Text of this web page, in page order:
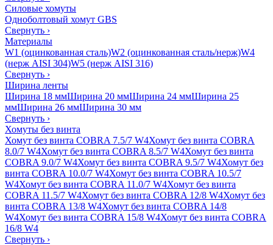
Силовые хомуты
Одноболтовый хомут GBS
Свернуть ›
Материалы
W1 (оцинкованная сталь)W2 (оцинкованная сталь/нерж)W4
(нерж AISI 304)W5 (нерж AISI 316)
Свернуть ›
Ширина ленты
Ширина 18 ммШирина 20 ммШирина 24 ммШирина 25
ммШирина 26 ммШирина 30 мм
Свернуть ›
Хомуты без винта
Хомут без винта COBRA 7.5/7 W4Хомут без винта COBRA
8.0/7 W4Хомут без винта COBRA 8.5/7 W4Хомут без винта
COBRA 9.0/7 W4Хомут без винта COBRA 9.5/7 W4Хомут без
винта COBRA 10.0/7 W4Хомут без винта COBRA 10.5/7
W4Хомут без винта COBRA 11.0/7 W4Хомут без винта
COBRA 11.5/7 W4Хомут без винта COBRA 12/8 W4Хомут без
винта COBRA 13/8 W4Хомут без винта COBRA 14/8
W4Хомут без винта COBRA 15/8 W4Хомут без винта COBRA
16/8 W4
Свернуть ›